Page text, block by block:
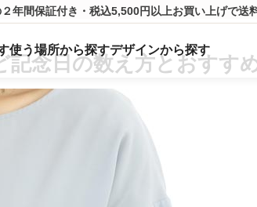
年間保証付き・税込5,500円以上お買い上げで送
使う場所から探すデザインから探す
記念日の数え方とおすす